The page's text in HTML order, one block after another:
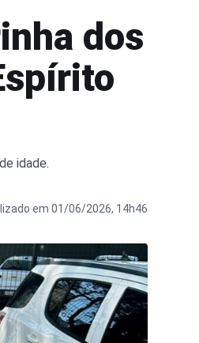
dos
idade.
em 01/06/2026, 14h46